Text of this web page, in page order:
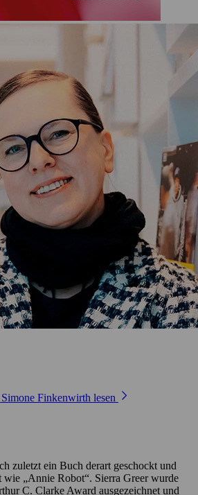
Finkenwirth lesen
zuletzt ein Buch derart geschockt und
wie „Annie Robot“. Sierra Greer wurde
C. Clarke Award ausgezeichnet und